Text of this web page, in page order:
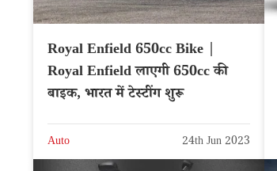
Royal Enfield 650cc Bike |
Royal Enfield लाएगी 650cc की
बाइक, भारत में टेस्टींग शुरू
Auto 24th Jun 2023